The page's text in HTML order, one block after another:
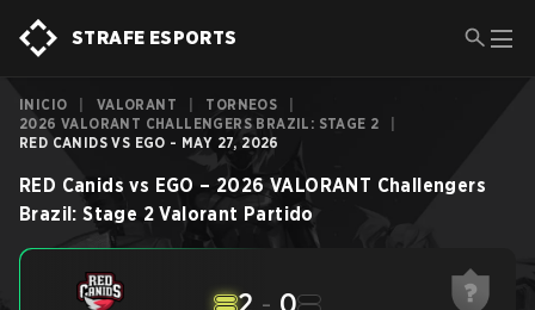
STRAFE ESPORTS
INICIO VALORANT TORNEOS
2026 VALORANT CHALLENGERS BRAZIL: STAGE 2
RED CANIDS VS EGO - MAY 27, 2026
RED Canids vs EGO – 2026 VALORANT Challengers
Brazil: Stage 2 Valorant Partido